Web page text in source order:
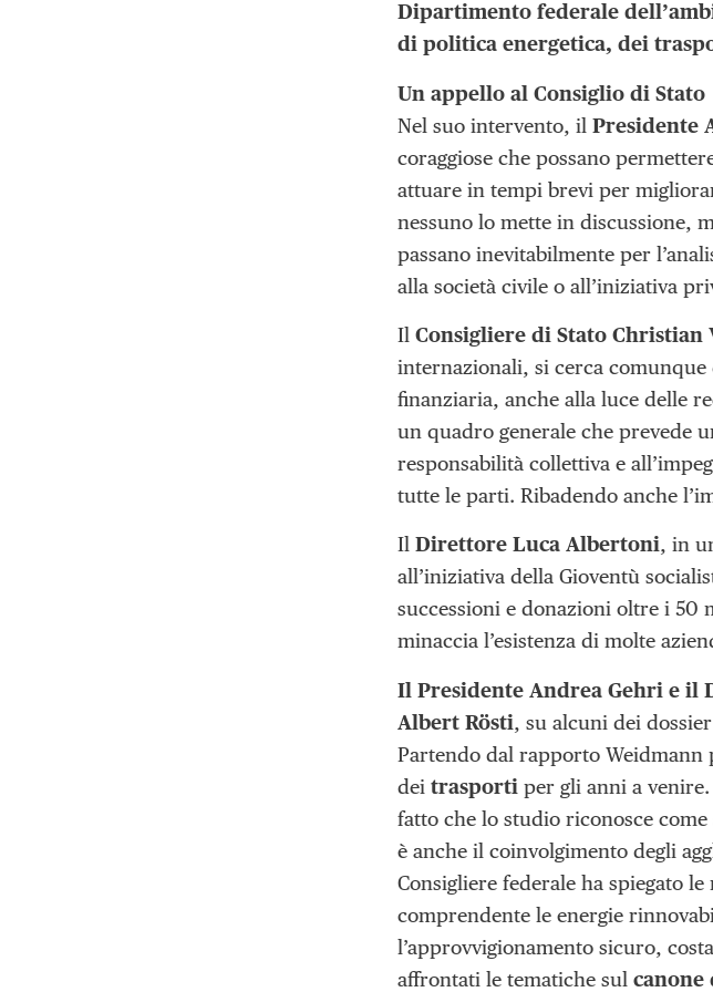
Dipartimento federale
di politica energetica, dei
Un appello al Consiglio di Stato
Nel suo intervento, il Presidente
coraggiose che possano
attuare in tempi brevi per
nessuno lo mette in discussione,
passano inevitabilmente per
alla società civile o all’iniziativa
Il Consigliere di Stato Christian
internazionali, si cerca
finanziaria, anche alla luce delle
un quadro generale che prevede
responsabilità collettiva e
tutte le parti. Ribadendo anche
Il Direttore Luca Albertoni, in
all’iniziativa della Gioventù
successioni e donazioni oltre i 50
minaccia l’esistenza di molte
Il Presidente Andrea Gehri e il
Albert Rösti, su alcuni dei
Partendo dal rapporto Weidmann
dei trasporti per gli anni a
fatto che lo studio riconosce
è anche il coinvolgimento degli
Consigliere federale ha spiegato
comprendente le energie
l’approvvigionamento sicuro,
affrontati le tematiche sul canone